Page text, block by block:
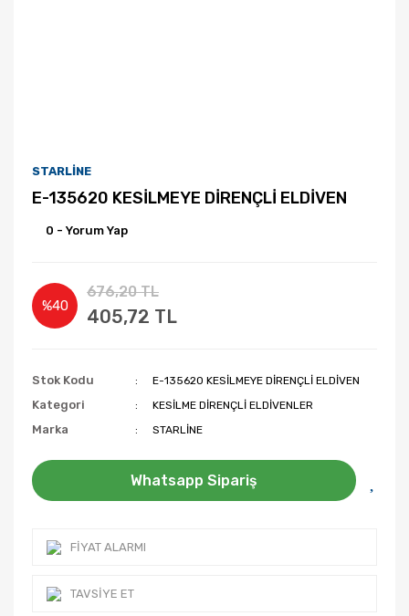
STARLİNE
E-135620 KESİLMEYE DİRENÇLİ ELDİVEN
0 - Yorum Yap
%40
676,20 TL
405,72 TL
Stok Kodu E-135620 KESİLMEYE DİRENÇLİ ELDİVEN
Kategori KESİLME DİRENÇLİ ELDİVENLER
Marka STARLİNE
Whatsapp Sipariş
FIYAT ALARMI
TAVSIYE ET